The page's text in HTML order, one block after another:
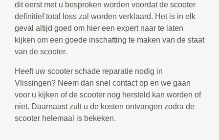
dit eerst met u besproken worden voordat de scooter
definitief total loss zal worden verklaard. Het is in elk
geval altijd goed om hier een expert naar te laten
kijken om een goede inschatting te maken van de staat
van de scooter.
Heeft uw scooter schade reparatie nodig in
Vlissingen? Neem dan snel contact op en we gaan
voor u kijken of de scooter nog hersteld kan worden of
niet. Daarnaast zult u de kosten ontvangen zodra de
scooter helemaal is bekeken.